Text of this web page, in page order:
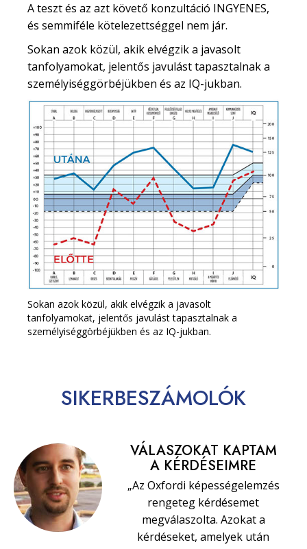
A teszt és az azt követő konzultáció INGYENES,
és semmiféle kötelezettséggel nem jár.
Sokan azok közül, akik elvégzik a javasolt
tanfolyamokat, jelentős javulást tapasztalnak a
személyiséggörbéjükben és az IQ-jukban.
Sokan azok közül, akik elvégzik a javasolt
tanfolyamokat, jelentős javulást tapasztalnak a
személyiséggörbéjükben és az IQ-jukban.
SIKERBESZÁMOLÓK
VÁLASZOKAT KAPTAM
A KÉRDÉSEIMRE
„Az Oxfordi képességelemzés
rengeteg kérdésemet
megválaszolta. Azokat a
kérdéseket, amelyek után